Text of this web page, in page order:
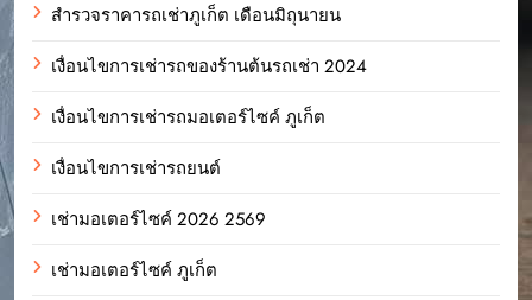
สำรวจราคารถเช่าภูเก็ต เดือนมิถุนายน
เงื่อนไขการเช่ารถของร้านต้นรถเช่า 2024
เงื่อนไขการเช่ารถมอเตอร์ไซค์ ภูเก็ต
เงื่อนไขการเช่ารถยนต์
เช่ามอเตอร์ไซค์ 2026 2569
เช่ามอเตอร์ไซค์ ภูเก็ต